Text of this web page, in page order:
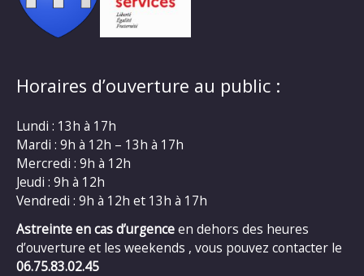
Horaires d’ouverture au public :
Lundi : 13h à 17h
Mardi : 9h à 12h – 13h à 17h
Mercredi : 9h à 12h
Jeudi : 9h à 12h
Vendredi : 9h à 12h et 13h à 17h
Astreinte en cas d’urgenceen dehors des heures
d’ouverture et les weekends , vous pouvez contacter le
06.75.83.02.45